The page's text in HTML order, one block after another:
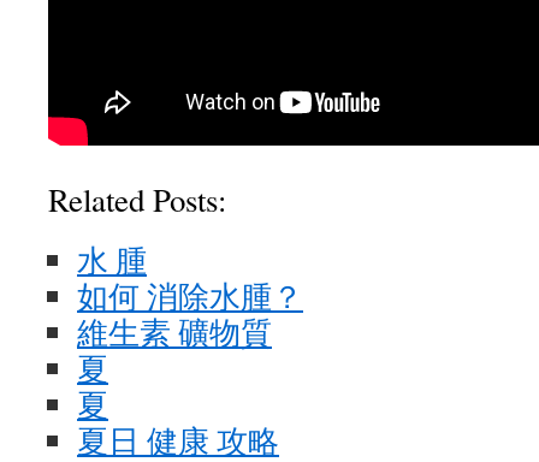
Related Posts:
水 腫
如何 消除水腫？
維生素 礦物質
夏
夏
夏日 健康 攻略